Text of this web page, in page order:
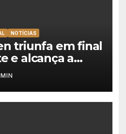
NOTÍCIAS
triunfa em final
e alcança a
da carreira na